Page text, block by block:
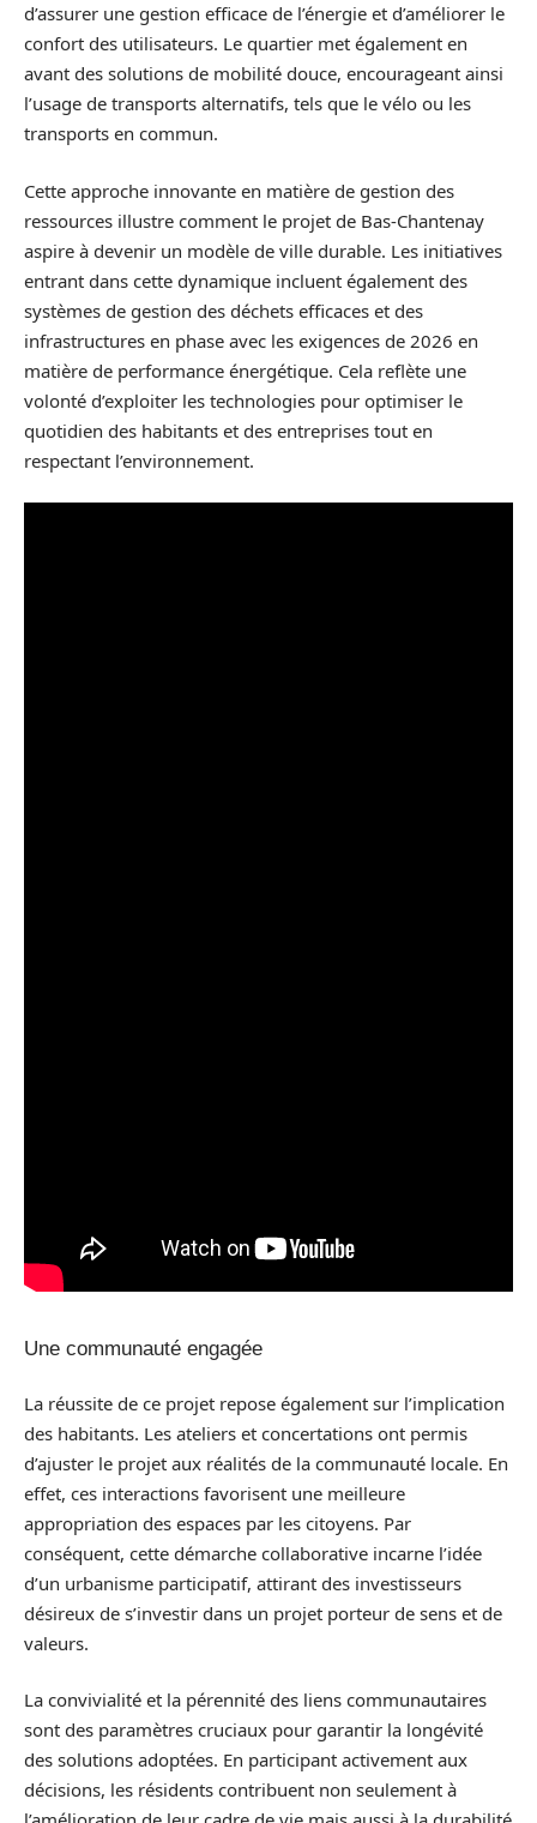
d’assurer une gestion efficace de l’énergie et d’améliorer le
confort des utilisateurs. Le quartier met également en
avant des solutions de mobilité douce, encourageant ainsi
l’usage de transports alternatifs, tels que le vélo ou les
transports en commun.
Cette approche innovante en matière de gestion des
ressources illustre comment le projet de Bas-Chantenay
aspire à devenir un modèle de ville durable. Les initiatives
entrant dans cette dynamique incluent également des
systèmes de gestion des déchets efficaces et des
infrastructures en phase avec les exigences de 2026 en
matière de performance énergétique. Cela reflète une
volonté d’exploiter les technologies pour optimiser le
quotidien des habitants et des entreprises tout en
respectant l’environnement.
Une communauté engagée
La réussite de ce projet repose également sur l’implication
des habitants. Les ateliers et concertations ont permis
d’ajuster le projet aux réalités de la communauté locale. En
effet, ces interactions favorisent une meilleure
appropriation des espaces par les citoyens. Par
conséquent, cette démarche collaborative incarne l’idée
d’un urbanisme participatif, attirant des investisseurs
désireux de s’investir dans un projet porteur de sens et de
valeurs.
La convivialité et la pérennité des liens communautaires
sont des paramètres cruciaux pour garantir la longévité
des solutions adoptées. En participant activement aux
décisions, les résidents contribuent non seulement à